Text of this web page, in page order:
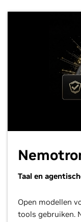
Taal en
Open modellen
tools gebruiken.